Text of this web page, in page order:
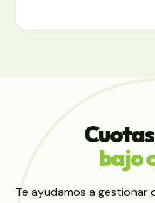
Cuotas
bajo
Te ayudamos a gestionar